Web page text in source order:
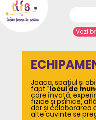
Vezi
Acasă
Despre noi
Echipamente de joacă
Complexe de joacă
Sport și agrement
Joaca, spațiul și
fapt “locul de
care învață,
fizice și psihice,
dar și colaborarea
alte cuvinte se